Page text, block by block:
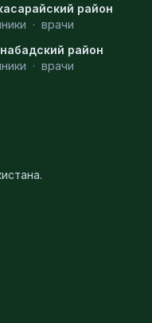
район
· врачи
район
· врачи